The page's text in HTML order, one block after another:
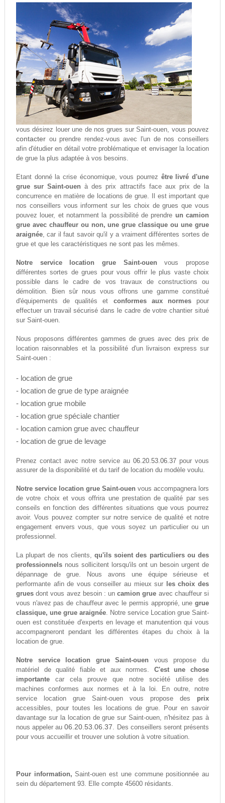
vous désirez louer une de nos grues sur Saint-ouen, vous pouvez
contacterou prendre rendez-vous avec l'un de nos conseillers
afin d'étudier en détail votre problématique et envisager la location
de grue la plus adaptée à vos besoins.
Etant donné la crise économique, vous pourrez être livré d'une
grue sur Saint-ouen à des prix attractifs face aux prix de la
concurrence en matière de locations de grue. Il est important que
nos conseillers vous informent sur les choix de grues que vous
pouvez louer, et notamment la possibilité de prendre un camion
grue avec chauffeur ou non, une grue classique ou une grue
araignée, car il faut savoir qu'il y a vraiment différentes sortes de
grue et que les caractéristiques ne sont pas les mêmes.
Notre service location grue Saint-ouen vous propose
différentes sortes de grues pour vous offrir le plus vaste choix
possible dans le cadre de vos travaux de constructions ou
démolition. Bien sûr nous vous offrons une gamme constitué
d'équipements de qualités et conformes aux normespour
effectuer un travail sécurisé dans le cadre de votre chantier situé
sur Saint-ouen.
Nous proposons différentes gammes de grues avec des prix de
location raisonnables et la possibilité d'un livraison express sur
Saint-ouen :
- location de grue
- location de grue de type araignée
- location grue mobile
- location grue spéciale chantier
- location camion grue avec chauffeur
- location de grue de levage
Prenez contact avec notre service au06.20.53.06.37 pour vous
assurer de la disponibilité et du tarif de location du modèle voulu.
Notre service location grue Saint-ouen vous accompagnera lors
de votre choix et vous offrira une prestation de qualité par ses
conseils en fonction des différentes situations que vous pourrez
avoir. Vous pouvez compter sur notre service de qualité et notre
engagement envers vous, que vous soyez un particulier ou un
professionnel.
La plupart de nos clients, qu'ils soient des particuliers ou des
professionnelsnous sollicitent lorsqu'ils ont un besoin urgent de
dépannage de grue. Nous avons une équipe sérieuse et
performante afin de vous conseiller au mieux sur
les choix des
gruesdont vous avez besoin : uncamion grue avec chauffeur si
vous n'avez pas de chauffeur avec le permis approprié, unegrue
classique, une grue araignée. Notre service Location grue Saint-
ouen est constituée d'experts en levage et manutention qui vous
accompagneront pendant les différentes étapes du choix à la
location de grue.
Notre service location grue Saint-ouen vous propose du
matériel de qualité fiable et aux normes. C'est une chose
importantecar cela prouve que notre société utilise des
machines conformes aux normes et à la loi. En outre, notre
service location grue Saint-ouen vous propose des prix
accessibles, pour toutes les locations de grue. Pour en savoir
davantage sur la location de grue sur Saint-ouen, n'hésitez pas à
nous appeler au06.20.53.06.37. Des conseillers seront présents
pour vous accueillir et trouver une solution à votre situation.
Pour information, Saint-ouen est une commune positionnée au
sein du département 93. Elle compte 45600 résidants.